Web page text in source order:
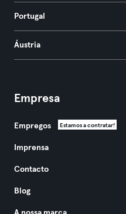
Portugal
Áustria
Empresa
Empregos Estamos a contratar!
Imprensa
Contacto
Blog